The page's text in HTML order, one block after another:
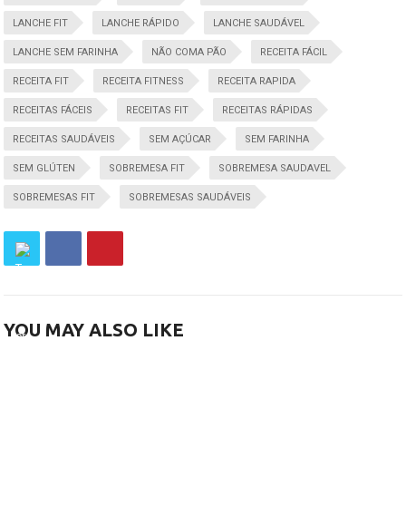
LANCHE FIT LANCHE RÁPIDO LANCHE SAUDÁVEL
LANCHE SEM FARINHA NÃO COMA PÃO RECEITA FÁCIL
RECEITA FIT RECEITA FITNESS RECEITA RAPIDA
RECEITAS FÁCEIS RECEITAS FIT RECEITAS RÁPIDAS
RECEITAS SAUDÁVEIS SEM AÇÚCAR SEM FARINHA
SEM GLÚTEN SOBREMESA FIT SOBREMESA SAUDAVEL
SOBREMESAS FIT SOBREMESAS SAUDÁVEIS
YOU MAY ALSO LIKE